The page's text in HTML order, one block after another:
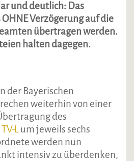
und deutlich: Das
Verzögerung auf die
übertragen werden.
halten dagegen.
der Bayerischen
weiterhin von einer
des
Lum jeweils sechs
werden nun
intensiv zu überdenken,